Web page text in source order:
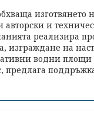
изготвянето
и
реализира
изграждане на
водни
предлага